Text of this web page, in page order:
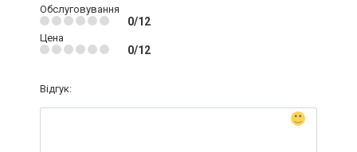
Обслуговування
0/12
Цена
0/12
Відгук: